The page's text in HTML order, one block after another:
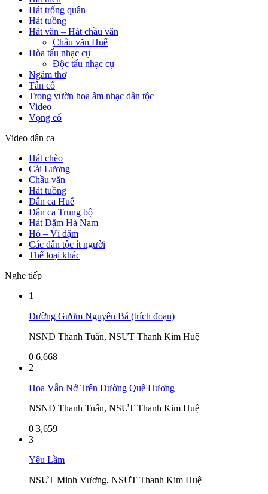
Hát trống quân
Hát tuồng
Hát văn – Hát chầu văn
Chầu văn Huế
Hòa tấu nhạc cụ
Độc tấu nhạc cụ
Ngâm thơ
Tân cổ
Trong vườn hoa âm nhạc dân tộc
Video
Vọng cổ
Video dân ca
Hát chèo
Cải Lương
Chầu văn
Hát tuồng
Dân ca Huế
Dân ca Trung bộ
Hát Dặm Hà Nam
Hò – Ví dặm
Các dân tộc ít người
Thể loại khác
Nghe tiếp
1
Đường Gươm Nguyên Bá (trích đoạn)
NSND Thanh Tuấn, NSƯT Thanh Kim Huệ
0 6,668
2
Hoa Vẫn Nở Trên Đường Quê Hương
NSND Thanh Tuấn, NSƯT Thanh Kim Huệ
0 3,659
3
Yêu Lầm
NSƯT Minh Vương, NSƯT Thanh Kim Huệ